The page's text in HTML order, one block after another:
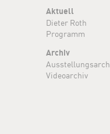
Aktuell
Dieter Roth
Programm
Archiv
Videoarchiv